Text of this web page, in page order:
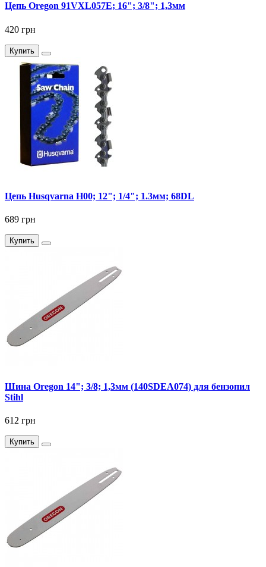
Цепь Oregon 91VXL057E; 16"; 3/8"; 1,3мм
420 грн
Купить
Цепь Husqvarna Н00; 12"; 1/4"; 1.3мм; 68DL
689 грн
Купить
Шина Oregon 14"; 3/8; 1,3мм (140SDEA074) для бензопил
Stihl
612 грн
Купить